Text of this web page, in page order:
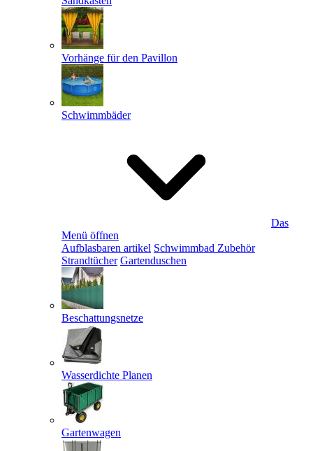
Vorhänge für den Pavillon
Schwimmbäder
Das
Menü öffnen
Aufblasbaren artikel Schwimmbad Zubehör
Strandtücher Gartenduschen
Beschattungsnetze
Wasserdichte Planen
Gartenwagen